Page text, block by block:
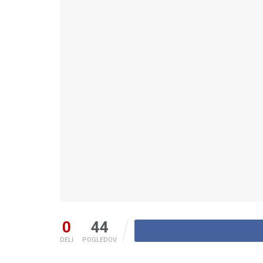
0
DELI
44
POGLEDOV